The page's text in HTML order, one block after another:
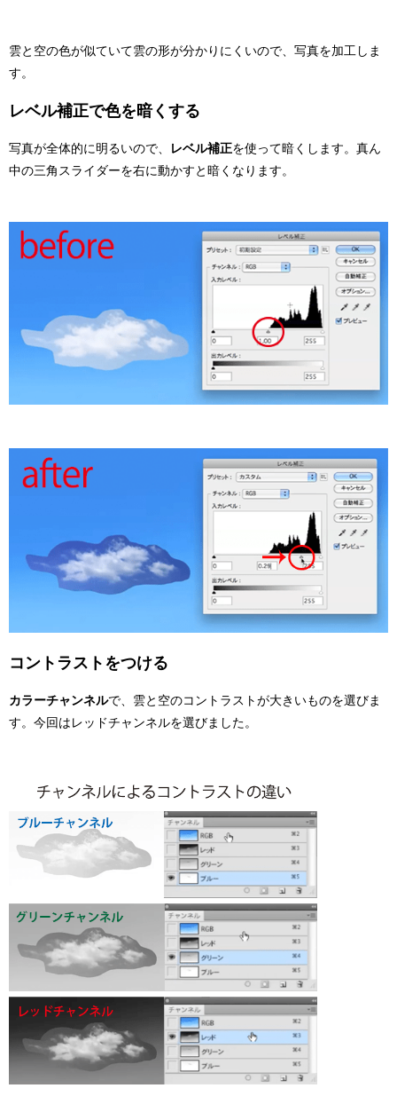
雲と空の色が似ていて雲の形が分かりにくいので、写真を加工しま
す。
レベル補正で色を暗くする
写真が全体的に明るいので、 レベル補正を使って暗くします。真ん
中の三角スライダーを右に動かすと暗くなります。
コントラストをつける
カラーチャンネルで、雲と空のコントラストが大きいものを選びま
す。今回はレッドチャンネルを選びました。